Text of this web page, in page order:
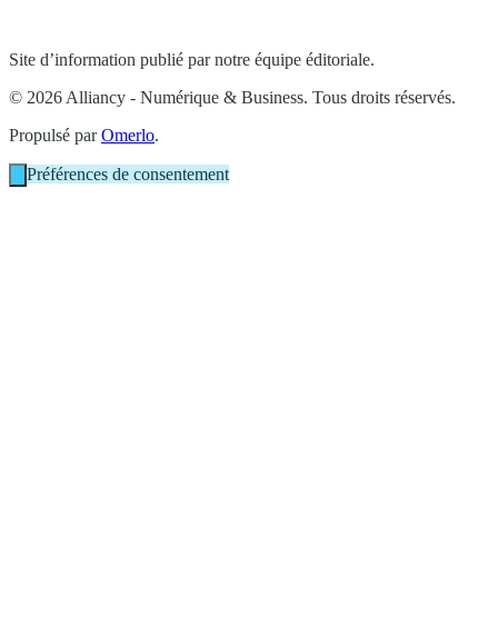
Site d’information publié par notre équipe éditoriale.
© 2026 Alliancy - Numérique & Business. Tous droits réservés.
Propulsé parOmerlo.
Préférences de consentement